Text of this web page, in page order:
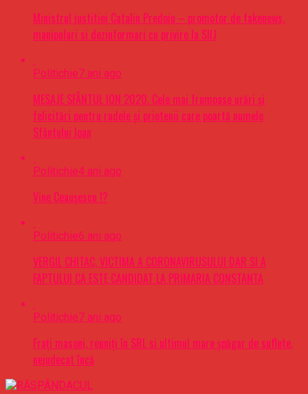
Ministrul justitiei Catalin Predoiu – promotor de fakenews,
manipulari si dezinformari cu privire la SIIJ
Politichie7 ani ago
MESAJE SFÂNTUL ION 2020. Cele mai frumoase urări şi
felicitări pentru rudele şi prietenii care poartă numele
Sfântului Ioan
Politichie4 ani ago
Vine Ceaușescu !?
Politichie6 ani ago
VERGIL CHITAC, VICTIMA A CORONAVIRUSULUI DAR SI A
FAPTULUI CA ESTE CANDIDAT LA PRIMARIA CONSTANTA
Politichie7 ani ago
Frați masoni, reuniți în SRL si ultimul mare șpăgar de suflete,
nejudecat încă